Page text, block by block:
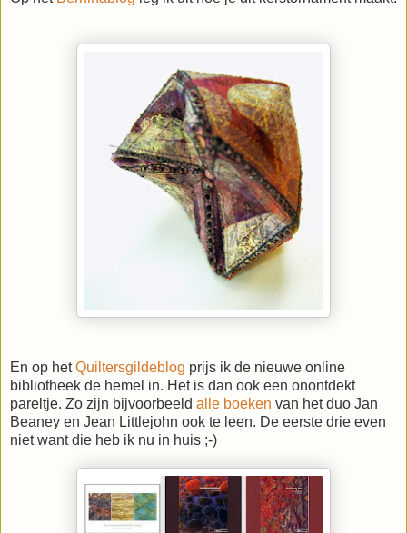
En op hetQuiltersgildeblog prijs ik de nieuwe online
bibliotheek de hemel in. Het is dan ook een onontdekt
pareltje. Zo zijn bijvoorbeeld alle boeken van het duo Jan
Beaney en Jean Littlejohn ook te leen. De eerste drie even
niet want die heb ik nu in huis ;-)